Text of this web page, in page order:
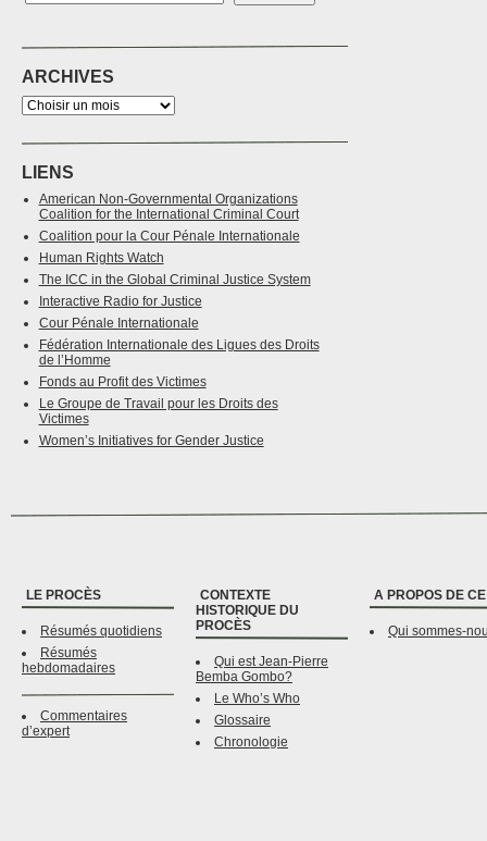
ARCHIVES
LIENS
American Non-Governmental Organizations
Coalition for the International Criminal Court
Coalition pour la Cour Pénale Internationale
Human Rights Watch
The ICC in the Global Criminal Justice System
Interactive Radio for Justice
Cour Pénale Internationale
Fédération Internationale des Ligues des Droits
de l’Homme
Fonds au Profit des Victimes
Le Groupe de Travail pour les Droits des
Victimes
Women’s Initiatives for Gender Justice
LE PROCÈS
Résumés quotidiens
Résumés
hebdomadaires
Commentaires
d’expert
CONTEXTE
HISTORIQUE DU
PROCÈS
Qui est Jean-Pierre
Bemba Gombo?
Le Who’s Who
Glossaire
Chronologie
A PROPOS DE
Qui sommes-